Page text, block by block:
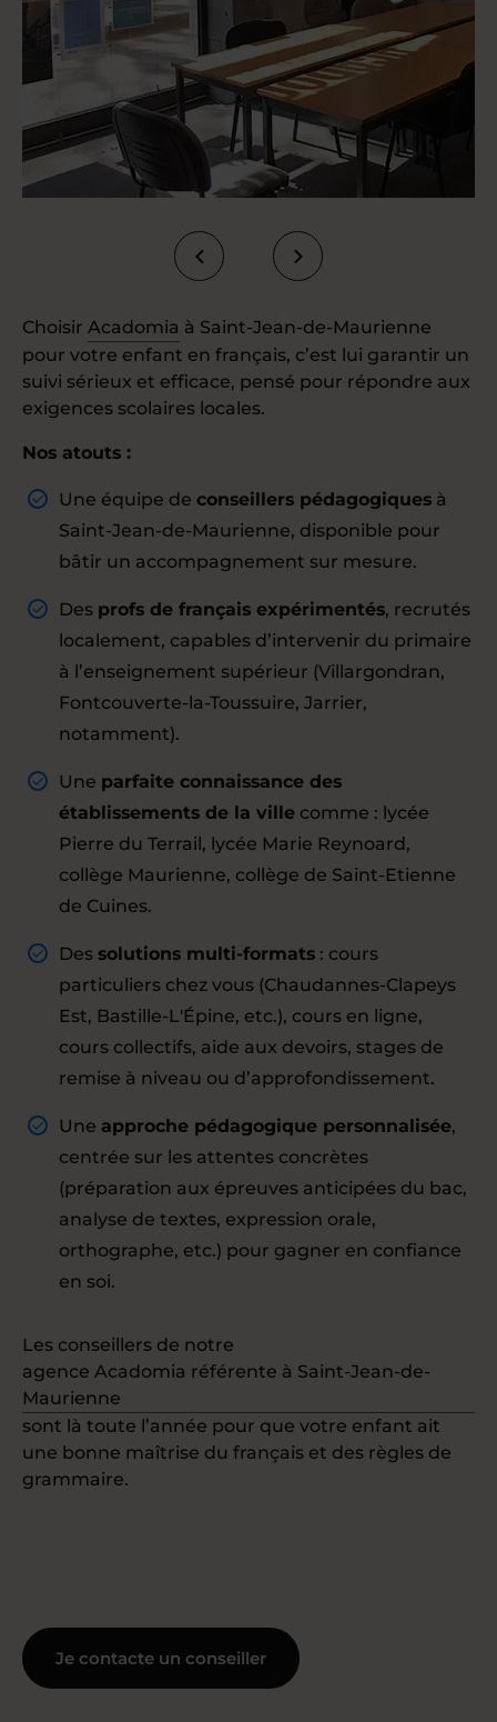
Choisir Acadomia à Saint-Jean-de-Maurienne
pour votre enfant en français, c’est lui garantir un
suivi sérieux et efficace, pensé pour répondre aux
exigences scolaires locales.
Nos atouts :
Une équipe de conseillers pédagogiques à
Saint-Jean-de-Maurienne, disponible pour
bâtir un accompagnement sur mesure.
Des profs de français expérimentés, recrutés
localement, capables d’intervenir du primaire
à l’enseignement supérieur (Villargondran,
Fontcouverte-la-Toussuire, Jarrier,
notamment).
Une parfaite connaissance des
établissements de la ville comme : lycée
Pierre du Terrail, lycée Marie Reynoard,
collège Maurienne, collège de Saint-Etienne
de Cuines.
Des solutions multi-formats : cours
particuliers chez vous (Chaudannes-Clapeys
Est, Bastille-L'Épine, etc.), cours en ligne,
cours collectifs, aide aux devoirs, stages de
remise à niveau ou d’approfondissement.
Une approche pédagogique personnalisée,
centrée sur les attentes concrètes
(préparation aux épreuves anticipées du bac,
analyse de textes, expression orale,
orthographe, etc.) pour gagner en confiance
en soi.
Les conseillers de notre
agence Acadomia référente à Saint-Jean-de-
Maurienne
sont là toute l’année pour que votre enfant ait
une bonne maîtrise du français et des règles de
grammaire.
Je contacte un conseiller